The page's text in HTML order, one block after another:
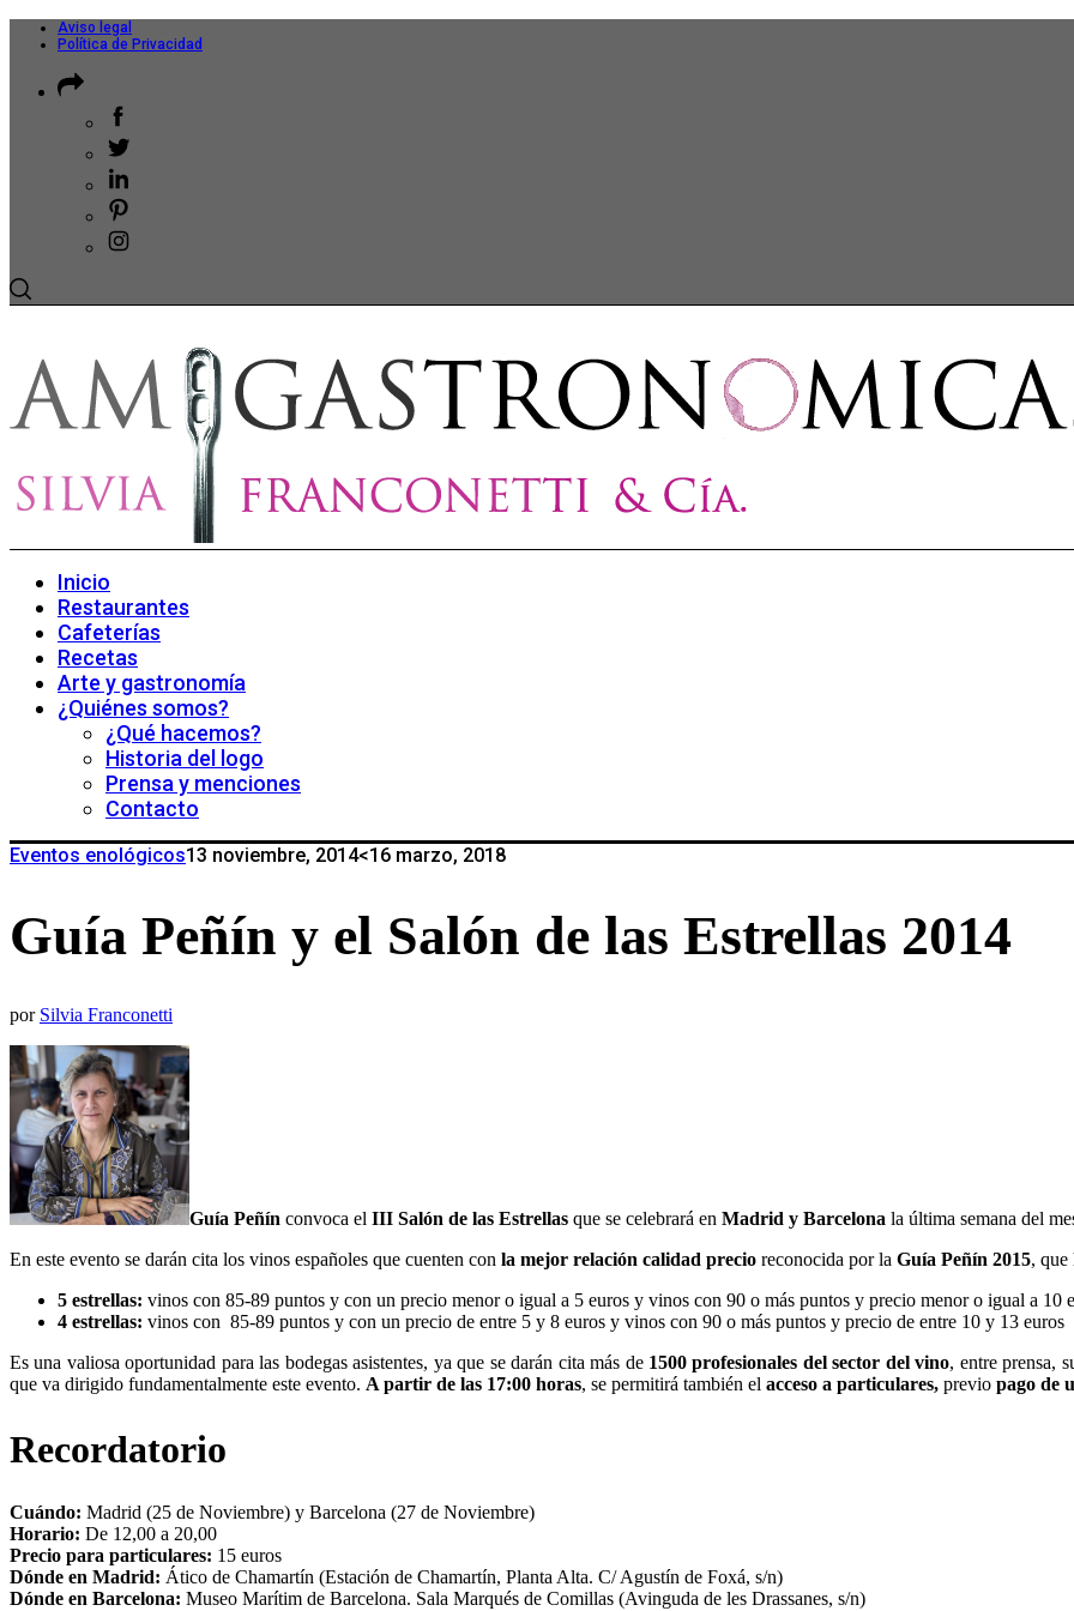
Aviso legal
Política de Privacidad
Inicio
Restaurantes
Cafeterías
Recetas
Arte y gastronomía
¿Quiénes somos?
¿Qué hacemos?
Historia del logo
Prensa y menciones
Contacto
Eventos enológicos13 noviembre, 2014<16 marzo, 2018
Guía Peñín y el Salón de las Estrellas 2014
por Silvia Franconetti
Guía Peñín convoca el III Salón de las Estrellas que se celebrará en Madrid y Barcelona la última semana del
En este evento se darán cita los vinos españoles que cuenten con la mejor relación calidad precio reconocida por la Guía Peñín 2015, que
5 estrellas: vinos con 85-89 puntos y con un precio menor o igual a 5 euros y vinos con 90 o más puntos y precio menor o igual a 10
4 estrellas: vinos con 85-89 puntos y con un precio de entre 5 y 8 euros y vinos con 90 o más puntos y precio de entre 10 y 13 euros
Es una valiosa oportunidad para las bodegas asistentes, ya que se darán cita más de 1500 profesionales del sector del vino, entre prensa,
que va dirigido fundamentalmente este evento. A partir de las 17:00 horas, se permitirá también el acceso a particulares, previo pago de
Recordatorio
Cuándo: Madrid (25 de Noviembre) y Barcelona (27 de Noviembre)
Horario: De 12,00 a 20,00
Precio para particulares: 15 euros
Dónde en Madrid: Ático de Chamartín (Estación de Chamartín, Planta Alta. C/ Agustín de Foxá, s/n)
Dónde en Barcelona: Museo Marítim de Barcelona. Sala Marqués de Comillas (Avinguda de les Drassanes, s/n)